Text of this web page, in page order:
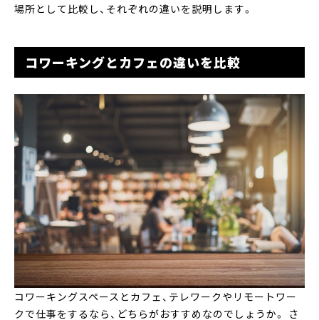
場所として比較し、それぞれの違いを説明します。
コワーキングとカフェの違いを比較
コワーキングスペースとカフェ、テレワークやリモートワー
クで仕事をするなら、どちらがおすすめなのでしょうか。 さ